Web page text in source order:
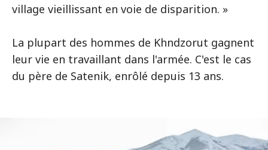
village vieillissant en voie de disparition. »
La plupart des hommes de Khndzorut gagnent
leur vie en travaillant dans l'armée. C'est le cas
du père de Satenik, enrôlé depuis 13 ans.